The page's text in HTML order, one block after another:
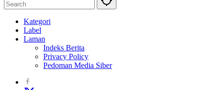
Kategori
Label
Laman
Indeks Berita
Privacy Policy
Pedoman Media Siber